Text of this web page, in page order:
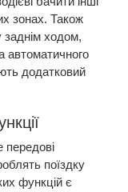
зонах. Також
заднім ходом,
автоматичного
додатковий
передові
поїздку
функцій є